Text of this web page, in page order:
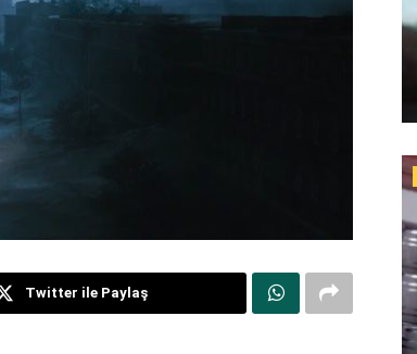
Twitter ile Paylaş